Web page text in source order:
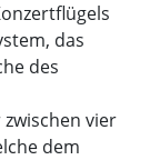
das
des
vier
dem